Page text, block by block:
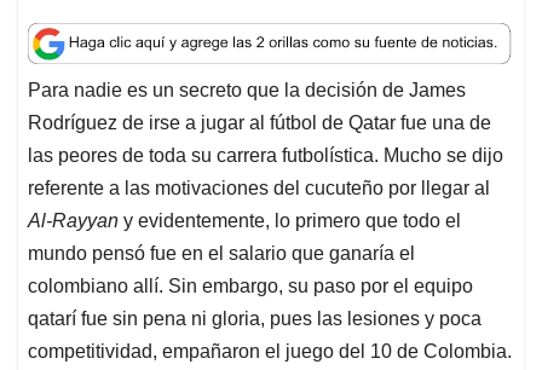
a
t
s
A
p
p
c
e
b
o
o
k
n
k
e
d
I
n
a
i
l
r
e
a
d
s
Para nadie es un secreto que la decisión de James
Rodríguez de irse a jugar al fútbol de Qatar fue una de
las peores de toda su carrera futbolística. Mucho se dijo
referente a las motivaciones del cucuteño por llegar al
Al-Rayyan y evidentemente, lo primero que todo el
mundo pensó fue en el salario que ganaría el
colombiano allí. Sin embargo, su paso por el equipo
qatarí fue sin pena ni gloria, pues las lesiones y poca
competitividad, empañaron el juego del 10 de Colombia.